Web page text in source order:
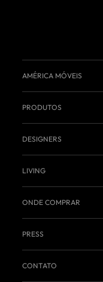
AMÉRICA MÓVEIS
PRODUTOS
DESIGNERS
LIVING
ONDE COMPRAR
PRESS
CONTATO